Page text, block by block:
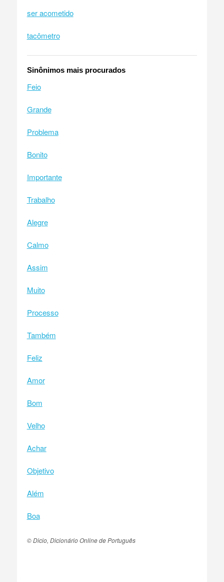
ser acometido
tacômetro
Sinônimos mais procurados
Feio
Grande
Problema
Bonito
Importante
Trabalho
Alegre
Calmo
Assim
Muito
Processo
Também
Feliz
Amor
Bom
Velho
Achar
Objetivo
Além
Boa
© Dicio, Dicionário Online de Português